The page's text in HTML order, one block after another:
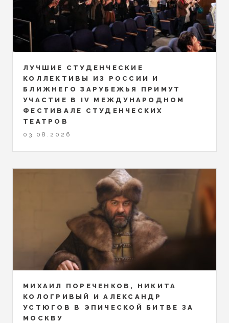
ЛУЧШИЕ СТУДЕНЧЕСКИЕ
КОЛЛЕКТИВЫ ИЗ РОССИИ И
БЛИЖНЕГО ЗАРУБЕЖЬЯ ПРИМУТ
УЧАСТИЕ В IV МЕЖДУНАРОДНОМ
ФЕСТИВАЛЕ СТУДЕНЧЕСКИХ
ТЕАТРОВ
03.08.2026
МИХАИЛ ПОРЕЧЕНКОВ, НИКИТА
КОЛОГРИВЫЙ И АЛЕКСАНДР
УСТЮГОВ В ЭПИЧЕСКОЙ БИТВЕ ЗА
МОСКВУ